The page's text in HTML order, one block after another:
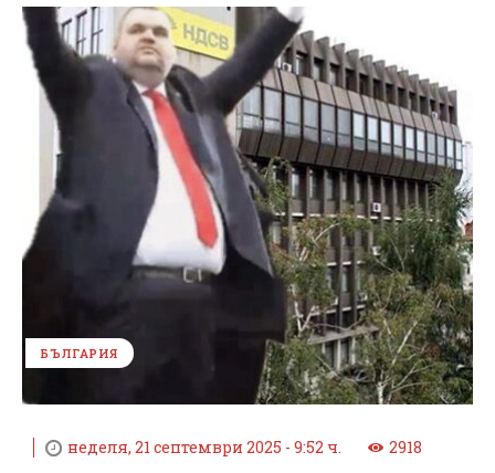
БЪЛГАРИЯ
неделя, 21 септември 2025 - 9:52 ч. 2918